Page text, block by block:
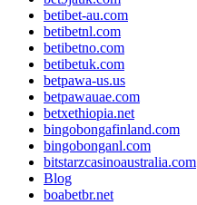
betibet-au.com
betibetnl.com
betibetno.com
betibetuk.com
betpawa-us.us
betpawauae.com
betxethiopia.net
bingobongafinland.com
bingobonganl.com
bitstarzcasinoaustralia.com
Blog
boabetbr.net